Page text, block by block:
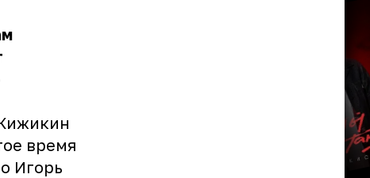
время
Игорь